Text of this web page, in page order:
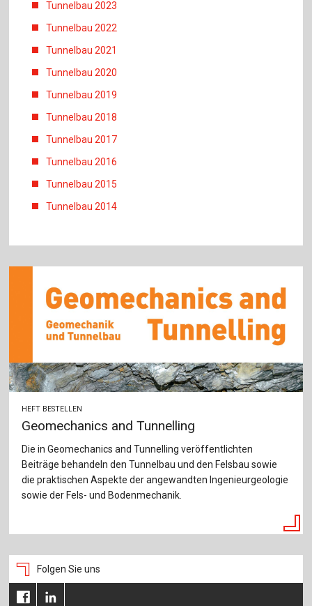
Tunnelbau 2023
Tunnelbau 2022
Tunnelbau 2021
Tunnelbau 2020
Tunnelbau 2019
Tunnelbau 2018
Tunnelbau 2017
Tunnelbau 2016
Tunnelbau 2015
Tunnelbau 2014
HEFT BESTELLEN
Geomechanics and Tunnelling
Die in Geomechanics and Tunnelling veröffentlichten
Beiträge behandeln den Tunnelbau und den Felsbau sowie
die praktischen Aspekte der angewandten Ingenieurgeologie
sowie der Fels- und Bodenmechanik.
Folgen Sie uns